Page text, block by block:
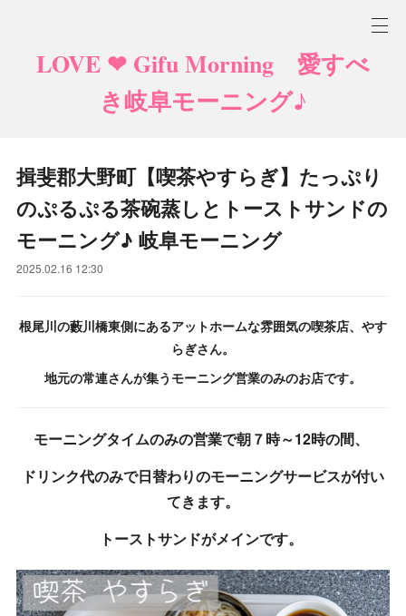
LOVE ❤ Gifu Morning 愛すべ
き岐阜モーニング♪
揖斐郡大野町【喫茶やすらぎ】たっぷり
のぷるぷる茶碗蒸しとトーストサンドの
モーニング♪ 岐阜モーニング
2025.02.16 12:30
根尾川の藪川橋東側にあるアットホームな雰囲気の喫茶店、やす
らぎさん。
地元の常連さんが集うモーニング営業のみのお店です。
モーニングタイムのみの営業で朝７時～12時の間、
ドリンク代のみで日替わりのモーニングサービスが付い
てきます。
トーストサンドがメインです。